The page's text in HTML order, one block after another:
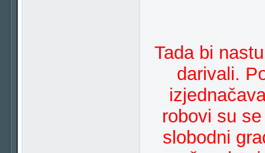
Tada bi
darivali.
robovi su
slobodni